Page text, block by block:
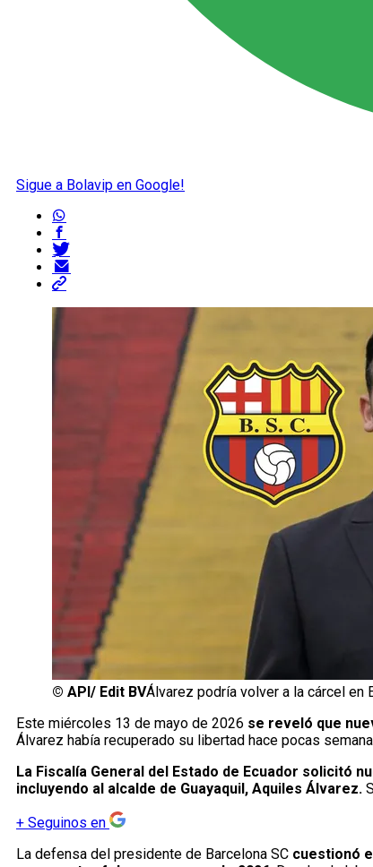
Sigue a Bolavip en Google!
© API/ Edit BVÁlvarez podría volver a la cárcel en
Este miércoles 13 de mayo de 2026 se reveló que
Álvarez había recuperado su libertad hace pocas
La Fiscalía General del Estado de Ecuador solicitó
incluyendo al alcalde de Guayaquil, Aquiles Álvarez.
+ Seguinos en
La defensa del presidente de Barcelona SC cuestionó